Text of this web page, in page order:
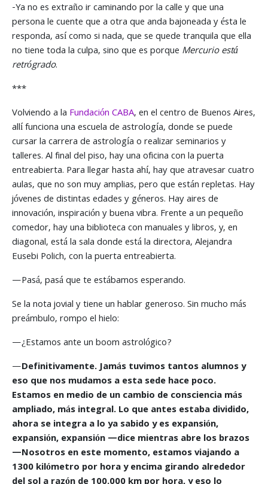
-Ya no es extraño ir caminando por la calle y que una
persona le cuente que a otra que anda bajoneada y ésta le
responda, así como si nada, que se quede tranquila que ella
no tiene toda la culpa, sino que es porque Mercurio está
retrógrado.
***
Volviendo a la Fundación CABA, en el centro de Buenos Aires,
allí funciona una escuela de astrología, donde se puede
cursar la carrera de astrología o realizar seminarios y
talleres. Al final del piso, hay una oficina con la puerta
entreabierta. Para llegar hasta ahí, hay que atravesar cuatro
aulas, que no son muy amplias, pero que están repletas. Hay
jóvenes de distintas edades y géneros. Hay aires de
innovación, inspiración y buena vibra. Frente a un pequeño
comedor, hay una biblioteca con manuales y libros, y, en
diagonal, está la sala donde está la directora, Alejandra
Eusebi Polich, con la puerta entreabierta.
—Pasá, pasá que te estábamos esperando.
Se la nota jovial y tiene un hablar generoso. Sin mucho más
preámbulo, rompo el hielo:
—¿Estamos ante un boom astrológico?
—Definitivamente. Jamás tuvimos tantos alumnos y
eso que nos mudamos a esta sede hace poco.
Estamos en medio de un cambio de consciencia más
ampliado, más integral. Lo que antes estaba dividido,
ahora se integra a lo ya sabido y es expansión,
expansión, expansión —dice mientras abre los brazos
—Nosotros en este momento, estamos viajando a
1300 kilómetro por hora y encima girando alrededor